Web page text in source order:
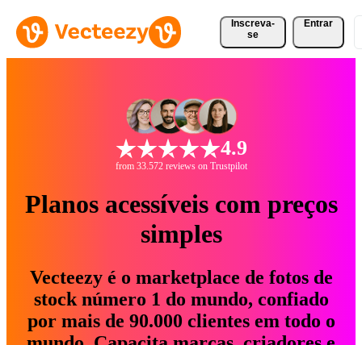
Inscreva-
se
Entrar
4.9
from 33.572 reviews on Trustpilot
Planos acessíveis com preços
simples
Vecteezy é o marketplace de fotos de
stock número 1 do mundo, confiado
por mais de 90.000 clientes em todo o